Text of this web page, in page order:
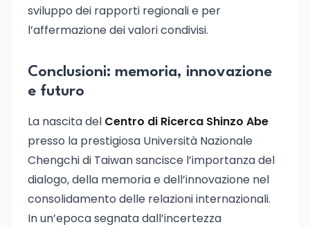
sviluppo dei rapporti regionali e per
l’affermazione dei valori condivisi.
Conclusioni: memoria, innovazione
e futuro
La nascita del Centro di Ricerca Shinzo Abe
presso la prestigiosa Università Nazionale
Chengchi di Taiwan sancisce l’importanza del
dialogo, della memoria e dell’innovazione nel
consolidamento delle relazioni internazionali.
In un’epoca segnata dall’incertezza